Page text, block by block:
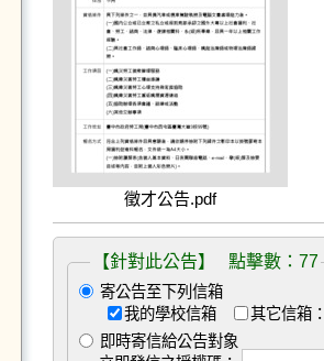
徵才公告.pdf
【針對此公告】 點擊數：77
寄公告至下列信箱
我的學校信箱
其它信箱：
即時寄信給公告對象